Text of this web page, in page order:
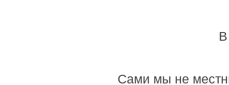
Сами мы не